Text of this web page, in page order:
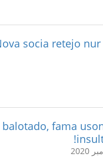
socia retejo
fama